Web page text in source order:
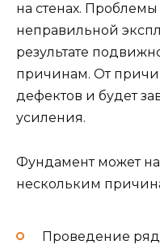
на стенах. Проблемы
неправильной
результате
причинам. От
дефектов и будет
усиления.
Фундамент может
нескольким
Проведение